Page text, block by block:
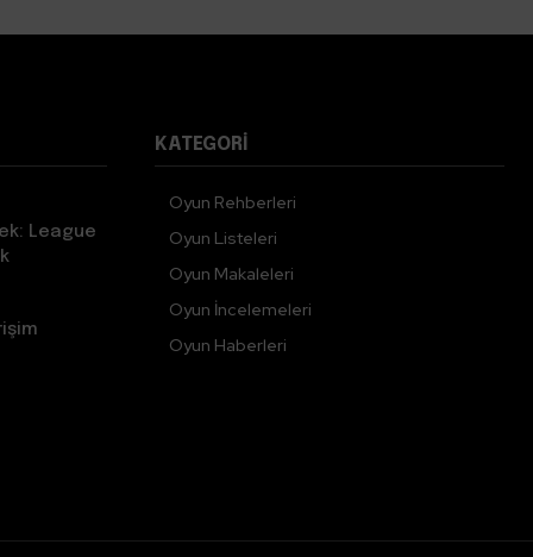
League
KATEGORI
Oyun Rehberleri
Oyun Listeleri
Oyun Makaleleri
Oyun İncelemeleri
Oyun Haberleri